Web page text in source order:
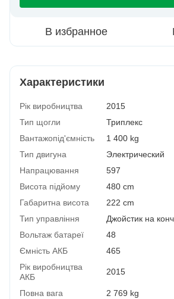
В избранное
Характеристики
Рік виробництва
2015
Тип щогли
Триплекс
Вантажопід'ємність
1 400 kg
Тип двигуна
Электрический
Напрацювання
597
Висота підйому
480 cm
Габаритна висота
222 cm
Тип управління
Джойстик на
Вольтаж батареї
48
Ємність АКБ
465
Рік виробництва
АКБ
2015
Повна вага
2 769 kg